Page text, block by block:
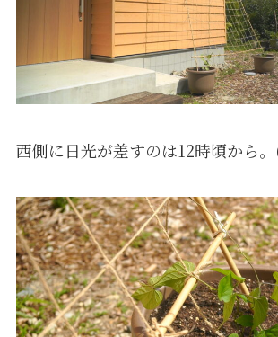
西側に日光が差すのは12時頃から